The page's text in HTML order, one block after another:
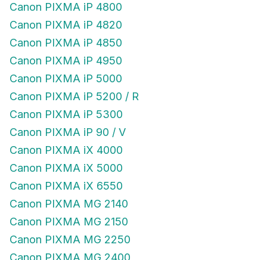
Canon PIXMA iP 4800
Canon PIXMA iP 4820
Canon PIXMA iP 4850
Canon PIXMA iP 4950
Canon PIXMA iP 5000
Canon PIXMA iP 5200 / R
Canon PIXMA iP 5300
Canon PIXMA iP 90 / V
Canon PIXMA iX 4000
Canon PIXMA iX 5000
Canon PIXMA iX 6550
Canon PIXMA MG 2140
Canon PIXMA MG 2150
Canon PIXMA MG 2250
Canon PIXMA MG 2400